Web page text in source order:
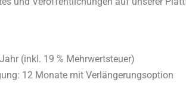
(inkl. 19 % Mehrwertsteuer)
12 Monate mit Verlängerungsoption